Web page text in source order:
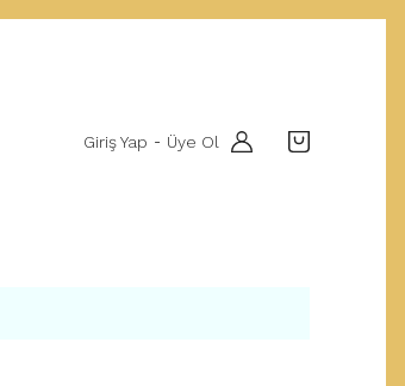
Giriş Yap - Üye Ol